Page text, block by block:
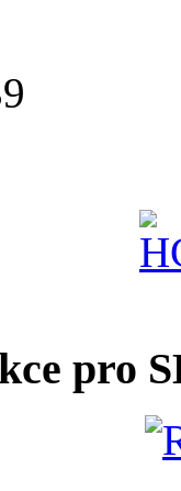
pro